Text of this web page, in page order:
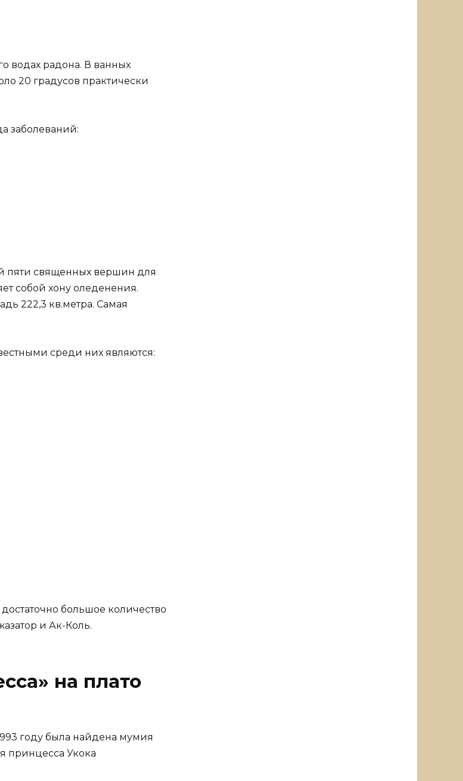
водах радона. В ванных
20 градусов практически
заболеваний:
пяти священных вершин для
собой хону оледенения.
222,3 кв.метра. Самая
среди них являются:
большое количество
и Ак-Коль.
на плато
году была найдена мумия
принцесса Укока